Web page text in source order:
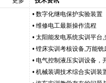
• 数字化继电保护实验装置
• 维修电工最新操作流程
• 太阳能发电系统实训平台
• 镗床实训考核设备,万能
• 电气控制液压实训设备，
• 机械装调技术综合实训装